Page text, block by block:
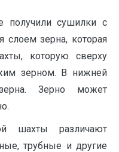
получили сушилки с
зерна, которая
которую сверху
зерном. В нижней
Зерно может
шахты различают
трубные и другие